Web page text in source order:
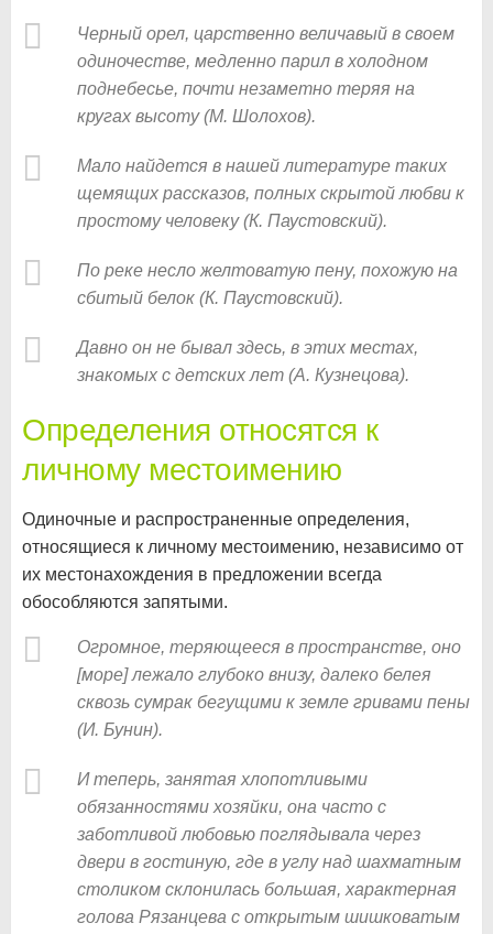
Черный орел, царственно величавый в своем
одиночестве, медленно парил в холодном
поднебесье, почти незаметно теряя на
кругах высоту (М. Шолохов).
Мало найдется в нашей литературе таких
щемящих рассказов, полных скрытой любви к
простому человеку (К. Паустовский).
По реке несло желтоватую пену, похожую на
сбитый белок (К. Паустовский).
Давно он не бывал здесь, в этих местах,
знакомых с детских лет (А. Кузнецова).
Определения относятся к
личному местоимению
Одиночные и распространенные определения,
относящиеся к личному местоимению, независимо от
их местонахождения в предложении всегда
обособляются запятыми.
Огромное, теряющееся в пространстве, оно
[море] лежало глубоко внизу, далеко белея
сквозь сумрак бегущими к земле гривами пены
(И. Бунин).
И теперь, занятая хлопотливыми
обязанностями хозяйки, она часто с
заботливой любовью поглядывала через
двери в гостиную, где в углу над шахматным
столиком склонилась большая, характерная
голова Рязанцева с открытым шишковатым